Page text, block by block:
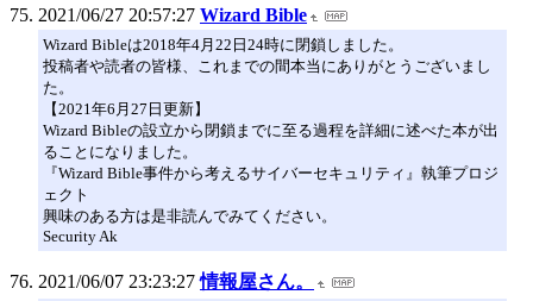
2021/06/27 20:57:27 Wizard Bible
Wizard Bibleは2018年4月22日24時に閉鎖しました。
投稿者や読者の皆様、これまでの間本当にありがとうございまし
た。
【2021年6月27日更新】
Wizard Bibleの設立から閉鎖までに至る過程を詳細に述べた本が出
ることになりました。
『Wizard Bible事件から考えるサイバーセキュリティ』執筆プロジ
ェクト
興味のある方は是非読んでみてください。
Security Ak
2021/06/07 23:23:27 情報屋さん。